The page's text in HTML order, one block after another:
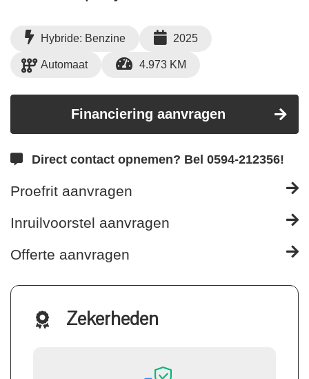
Hybride: Benzine 2025
Automaat 4.973 KM
Financiering aanvragen
Direct contact opnemen? Bel 0594-212356!
Proefrit aanvragen
Inruilvoorstel aanvragen
Offerte aanvragen
Zekerheden